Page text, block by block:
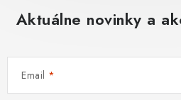
Aktuálne novinky a
Email